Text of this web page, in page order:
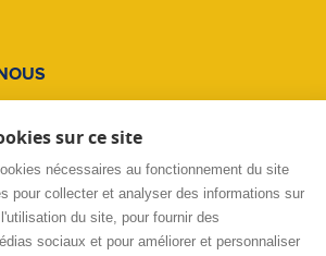
sur ce site
nécessaires au fonctionnement du site
pour collecter et analyser des informations sur
du site, pour fournir des
sociaux et pour améliorer et personnaliser